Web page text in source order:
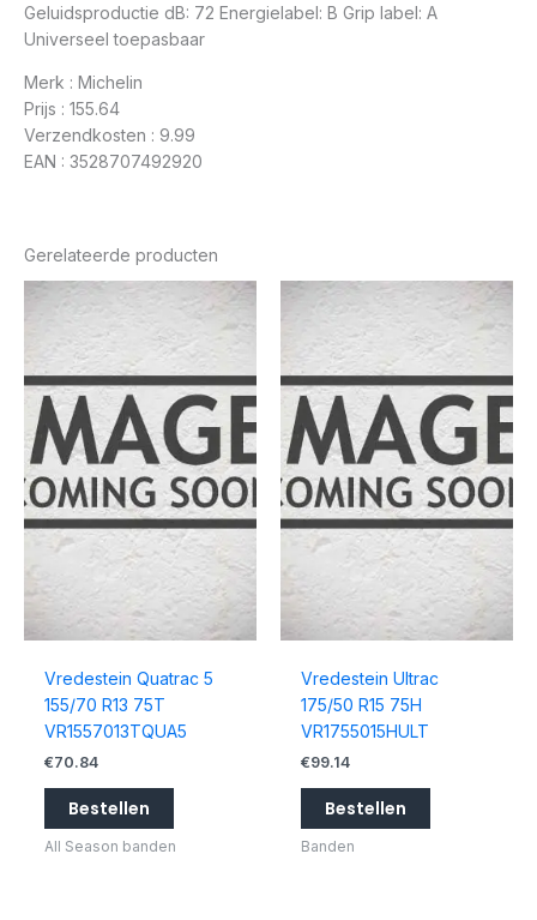
Geluidsproductie dB: 72 Energielabel: B Grip label: A
Universeel toepasbaar
Merk : Michelin
Prijs : 155.64
Verzendkosten : 9.99
EAN : 3528707492920
Gerelateerde producten
Vredestein Quatrac 5
155/70 R13 75T
VR1557013TQUA5
€70.84
Bestellen
All Season banden
Vredestein Ultrac
175/50 R15 75H
VR1755015HULT
€99.14
Bestellen
Banden